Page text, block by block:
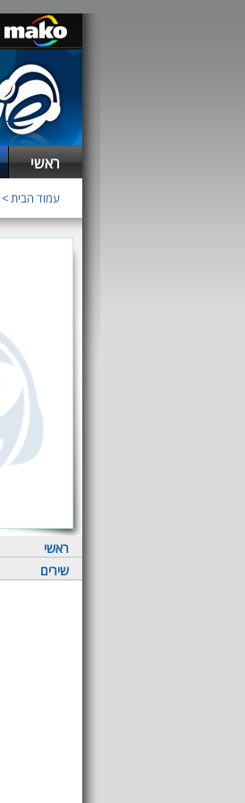
ראשי
עמוד הבית>
ראשי
שירים